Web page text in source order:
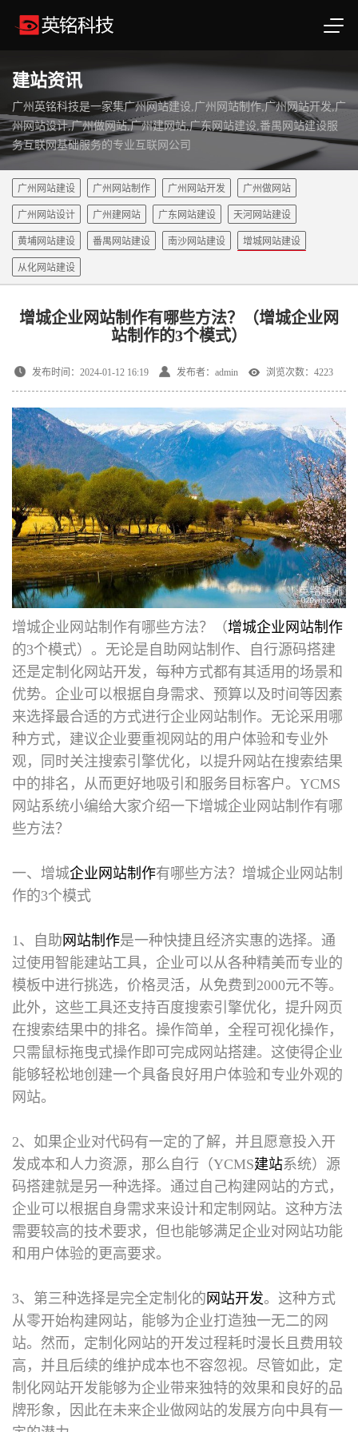
建站资讯
广州英铭科技是一家集广州网站建设,广州网站制作,广州网站开发,广
州网站设计,广州做网站,广州建网站,广东网站建设,番禺网站建设服
务互联网基础服务的专业互联网公司
广州网站建设 广州网站制作 广州网站开发 广州做网站
广州网站设计 广州建网站 广东网站建设 天河网站建设
黄埔网站建设 番禺网站建设 南沙网站建设 增城网站建设
从化网站建设
增城企业网站制作有哪些方法？（增城企业网
站制作的3个模式）
发布时间：2024-01-12 16:19 发布者：admin 浏览次数：4223
增城企业网站制作有哪些方法？（增城企业网站制作
的3个模式）。无论是自助网站制作、自行源码搭建
还是定制化网站开发，每种方式都有其适用的场景和
优势。企业可以根据自身需求、预算以及时间等因素
来选择最合适的方式进行企业网站制作。无论采用哪
种方式，建议企业要重视网站的用户体验和专业外
观，同时关注搜索引擎优化，以提升网站在搜索结果
中的排名，从而更好地吸引和服务目标客户。YCMS
网站系统小编给大家介绍一下增城企业网站制作有哪
些方法？
一、增城企业网站制作有哪些方法？ 增城企业网站制
作的3个模式
1、自助 网站制作是一种快捷且经济实惠的选择。通
过使用智能建站工具，企业可以从各种精美而专业的
模板中进行挑选，价格灵活，从免费到2000元不等。
此外，这些工具还支持百度搜索引擎优化，提升网页
在搜索结果中的排名。操作简单，全程可视化操作，
只需鼠标拖曳式操作即可完成网站搭建。这使得企业
能够轻松地创建一个具备良好用户体验和专业外观的
网站。
2、如果企业对代码有一定的了解，并且愿意投入开
发成本和人力资源，那么自行（YCMS建站系统）源
码搭建就是另一种选择。通过自己构建网站的方式，
企业可以根据自身需求来设计和定制网站。这种方法
需要较高的技术要求，但也能够满足企业对网站功能
和用户体验的更高要求。
3、第三种选择是完全定制化的 网站开发。这种方式
从零开始构建网站，能够为企业打造独一无二的网
站。然而，定制化网站的开发过程耗时漫长且费用较
高，并且后续的维护成本也不容忽视。尽管如此，定
制化网站开发能够为企业带来独特的效果和良好的品
牌形象，因此在未来企业做网站的发展方向中具有一